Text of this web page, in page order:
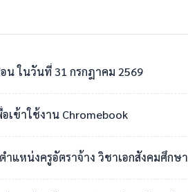
น ในวันที่ 31 กรกฎาคม 2569
เข้าใช้งาน Chromebook
แหน่งครูอัตราจ้าง วิชาเอกสังคมศึกษา